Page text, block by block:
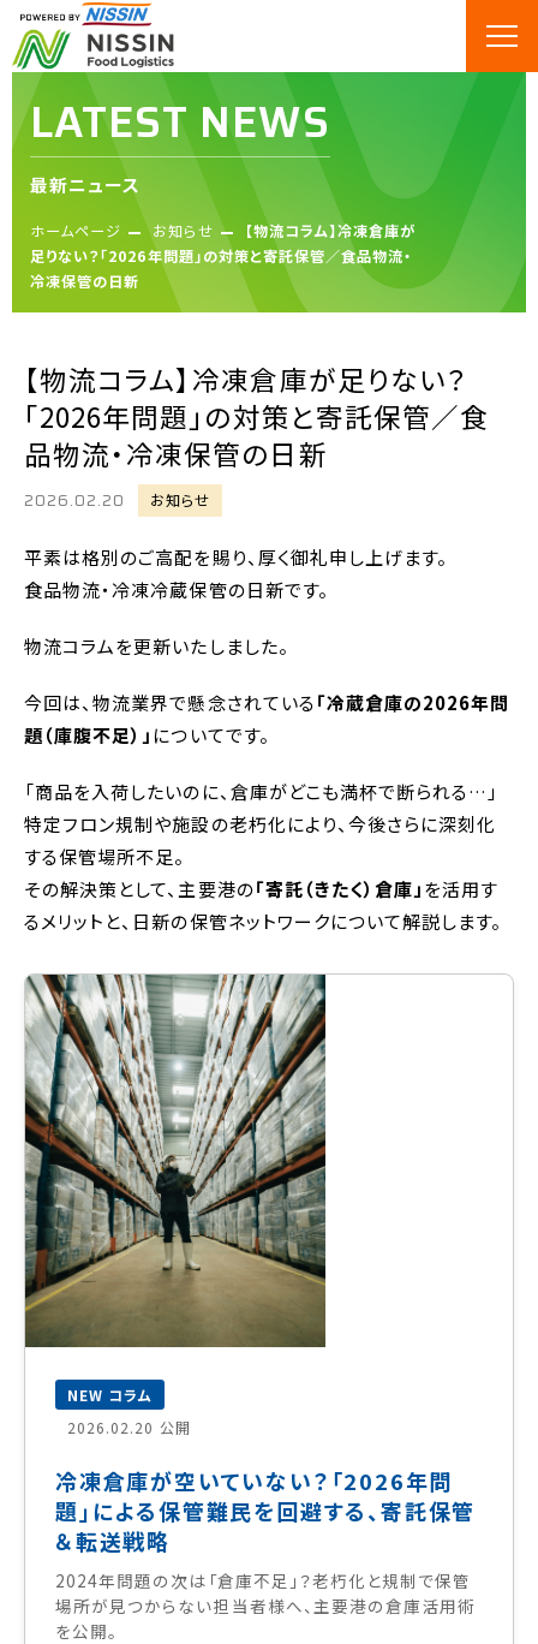
LATEST NEWS
最新ニュース
ホームページ お知らせ
【物流コラム】冷凍倉庫が
足りない？「2026年問題」の対策と寄託保管／食品物流・
冷凍保管の日新
【物流コラム】冷凍倉庫が足りない？
「2026年問題」の対策と寄託保管／食
品物流・冷凍保管の日新
2026.02.20 お知らせ
平素は格別のご高配を賜り、厚く御礼申し上げます。
食品物流・冷凍冷蔵保管の日新です。
物流コラムを更新いたしました。
今回は、物流業界で懸念されている「冷蔵倉庫の2026年問
題（庫腹不足）」 についてです。
「商品を入荷したいのに、倉庫がどこも満杯で断られる…」
特定フロン規制や施設の老朽化により、今後さらに深刻化
する保管場所不足。
その解決策として、主要港の「寄託（きたく）倉庫」を活用す
るメリットと、日新の保管ネットワークについて解説します。
NEW コラム
2026.02.20 公開
冷凍倉庫が空いていない？「2026年問
題」による保管難民を回避する、寄託保管
＆転送戦略
2024年問題の次は「倉庫不足」？老朽化と規制で保管
場所が見つからない担当者様へ、主要港の倉庫活用術
を公開。